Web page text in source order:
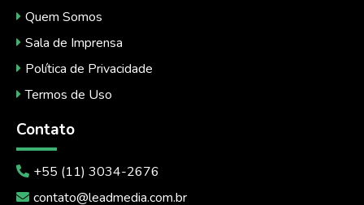
Quem Somos
Sala de Imprensa
Política de Privacidade
Termos de Uso
Contato
+55 (11) 3034-2676
contato@leadmedia.com.br